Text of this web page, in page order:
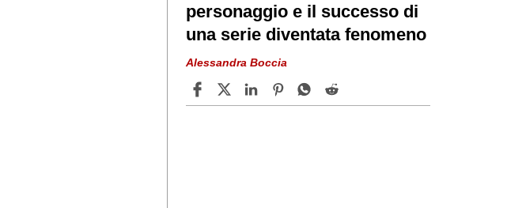
personaggio e il successo di
una serie diventata fenomeno
Alessandra Boccia